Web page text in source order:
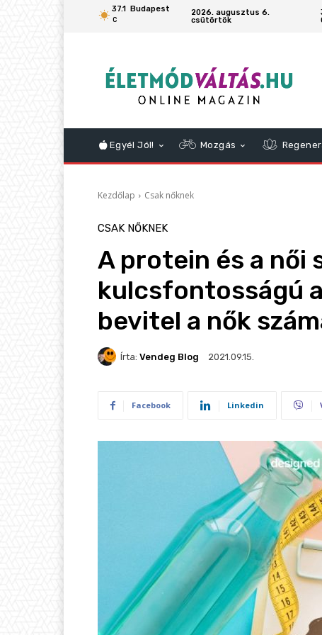
37.1
C
Budapest
2026. augusztus 6.
csütörtök
Egyél Jól! Mozgás
Kezdőlap Csak nőknek
CSAK NŐKNEK
A protein és a női
kulcsfontosságú
bevitel a nők
Írta: Vendeg Blog 2021.09.15.
Facebook Linkedin